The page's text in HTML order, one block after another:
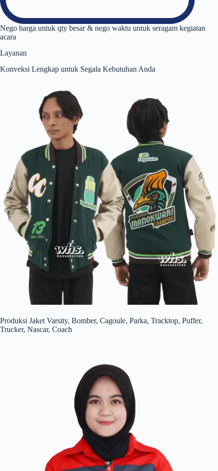
Nego harga untuk qty besar & nego waktu untuk seragam kegiatan
acara
Layanan
Konveksi Lengkap untuk Segala Kebutuhan Anda
Produksi Jaket Varsity, Bomber, Cagoule, Parka, Tracktop, Puffer,
Trucker, Nascar, Coach